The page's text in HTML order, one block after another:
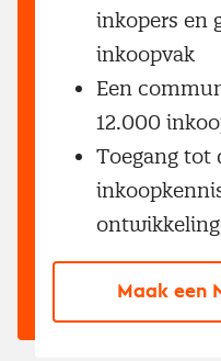
inkopers en
inkoopvak
Een
12.000
Toegang tot
Maak een